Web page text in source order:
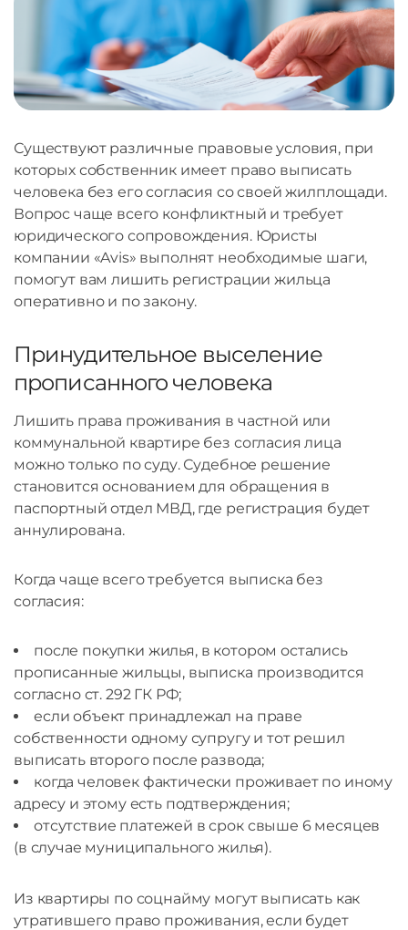
Существуют различные правовые условия, при
которых собственник имеет право выписать
человека без его согласия со своей жилплощади.
Вопрос чаще всего конфликтный и требует
юридического сопровождения. Юристы
компании «Avis» выполнят необходимые шаги,
помогут вам лишить регистрации жильца
оперативно и по закону.
Принудительное выселение
прописанного человека
Лишить права проживания в частной или
коммунальной квартире без согласия лица
можно только по суду. Судебное решение
становится основанием для обращения в
паспортный отдел МВД, где регистрация будет
аннулирована.
Когда чаще всего требуется выписка без
согласия:
после покупки жилья, в котором остались
прописанные жильцы, выписка производится
согласно ст. 292 ГК РФ;
если объект принадлежал на праве
собственности одному супругу и тот решил
выписать второго после развода;
когда человек фактически проживает по иному
адресу и этому есть подтверждения;
отсутствие платежей в срок свыше 6 месяцев
(в случае муниципального жилья).
Из квартиры по соцнайму могут выписать как
утратившего право проживания, если будет